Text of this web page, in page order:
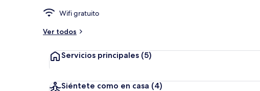
Wifi gratuito
Ver todos
Servicios principales (5)
Siéntete como en casa (4)